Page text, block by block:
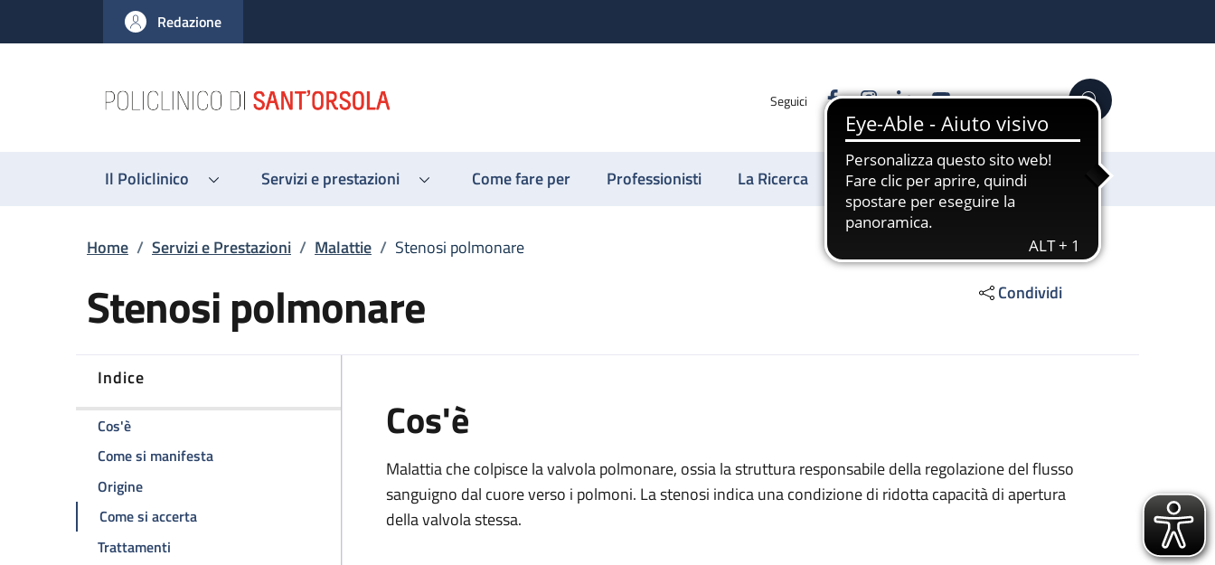
al contenuto principale
to footer content
Redazione
Seguici FacebookInstagram
LinkedinYouTube Cerca
Il Policlinico Servizi e prestazioni Come fare per Professionisti La Ricerca Sostienici
Briciole di pane
Home / Servizi e Prestazioni / Malattie / Stenosi polmonare
Stenosi polmonare Condividi
Indice
Cos'èdella pagina Stenosi polmonare
Come si manifestadella pagina Stenosi polmonare
Originedella pagina Stenosi polmonare
Come si accertadella pagina Stenosi polmonare
Trattamenti
Cos'è
Malattia che colpisce la valvola polmonare, ossia la struttura responsabile della regolazione del flusso
sanguigno dal cuore verso i polmoni. La stenosi indica una condizione di ridotta capacità di apertura
della valvola stessa.